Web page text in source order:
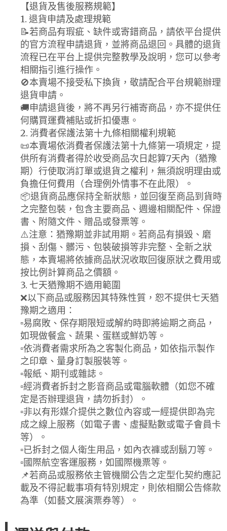
【退貨及售後服務規範】
1. 退貨申請及處理規範
📝若商品有瑕疵、缺件或寄錯商品，請依平台提供
的官方流程申請退貨，並將商品退回。具體的退貨
流程已在平台上提供完整教學及說明，您可以參考
相關指引進行操作。
🚫本賣場不接受私下換貨，敬請配合平台規範辦理
退貨申請。
🚚申請退貨後，將不再另行補寄商品，亦不提供任
何購買運費補貼或折扣優惠。
2. 消費者保護法第十九條相關權利規範
📜本賣場依消費者保護法第十九條第一項規定，提
供所有消費者得於收受商品次日起算7天內（猶豫
期）行使取消訂單或退貨之權利，無須說明理由或
負擔任何費用（合理例外情事不在此限）。
📦退貨商品應保持全新狀態，並回復至商品到貨時
之完整包裝，包含主要商品、週邊相關配件、保證
書、附隨文件、贈品或發票等。
⚠️注意：猶豫期並非試用期。若商品有損毀、磨
損、刮傷、髒污、包裝破損等非完整、全新之狀
態，本賣場將依據商品狀況收取回復原狀之費用或
按比例計算商品之價額。
3. 七天猶豫期不適用範圍
❌以下商品或服務因其特殊性質，恕不提供七天猶
豫期之適用：
▫️易腐敗、保存期限短或解約時即將逾期之商品，
如現做餐盒、蔬果、蛋糕或鮮奶等。
▫️依消費者需求所為之客製化商品，如依指示製作
之印章、量身訂製服裝等。
▫️報紙、期刊或雜誌。
▫️經消費者拆封之影音商品或電腦軟體（如您不確
定是否辦理退貨，請勿拆封）。
▫️非以有形媒介提供之數位內容或一經提供即為完
成之線上服務（如電子書、虛擬點數或電子會員卡
等）。
▫️已拆封之個人衛生用品，如內衣褲或刮鬍刀等。
▫️國際航空客運服務，如國際機票等。
📌若商品或服務依主管機關公告之定型化契約應記
載及不得記載事項有特別規定，則依相關公告條款
為準（如藝文展演票券等）。